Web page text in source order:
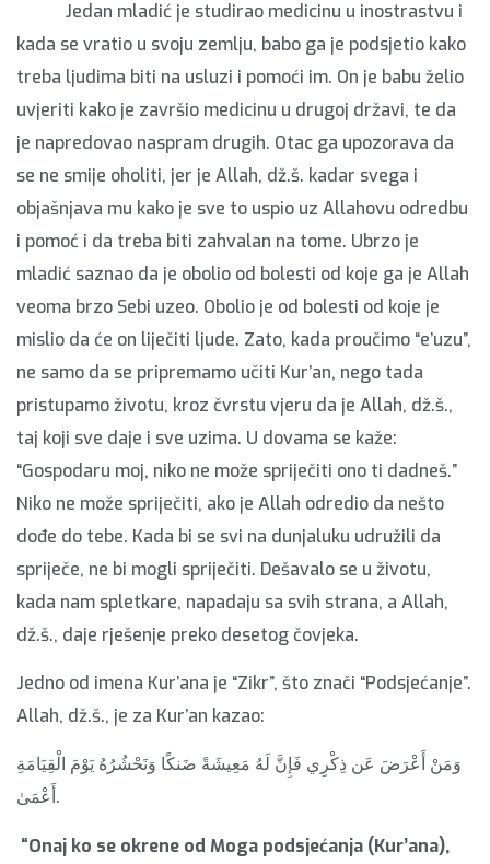
Jedan mladić je studirao medicinu u inostrastvu i
kada se vratio u svoju zemlju, babo ga je podsjetio kako
treba ljudima biti na usluzi i pomoći im. On je babu želio
uvjeriti kako je završio medicinu u drugoj državi, te da
je napredovao naspram drugih. Otac ga upozorava da
se ne smije oholiti, jer je Allah, dž.š. kadar svega i
objašnjava mu kako je sve to uspio uz Allahovu odredbu
i pomoć i da treba biti zahvalan na tome. Ubrzo je
mladić saznao da je obolio od bolesti od koje ga je Allah
veoma brzo Sebi uzeo. Obolio je od bolesti od koje je
mislio da će on liječiti ljude. Zato, kada proučimo “e’uzu”,
ne samo da se pripremamo učiti Kur’an, nego tada
pristupamo životu, kroz čvrstu vjeru da je Allah, dž.š.,
taj koji sve daje i sve uzima. U dovama se kaže:
“Gospodaru moj, niko ne može spriječiti ono ti dadneš.”
Niko ne može spriječiti, ako je Allah odredio da nešto
dođe do tebe. Kada bi se svi na dunjaluku udružili da
spriječe, ne bi mogli spriječiti. Dešavalo se u životu,
kada nam spletkare, napadaju sa svih strana, a Allah,
dž.š., daje rješenje preko desetog čovjeka.
Jedno od imena Kur’ana je “Zikr”, što znači “Podsjećanje”.
Allah, dž.š., je za Kur’an kazao:
وَمَنْ أَعْرَضَ عَن ذِكْرِي فَإِنَّ لَهُ مَعِيشَةً ضَنكًا وَنَحْشُرُهُ يَوْمَ الْقِيَامَةِ
أَعْمَىٰ.
“Onaj ko se okrene od Moga podsjećanja (Kur’ana),